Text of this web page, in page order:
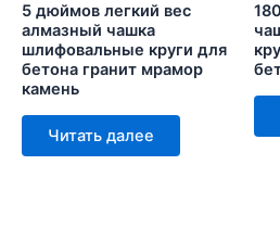
5 дюймов легкий вес
алмазный чашка
шлифовальные круги для
бетона гранит мрамор
камень
Читать далее